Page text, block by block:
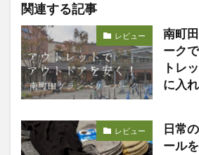
関連する記事
レビュー
南町
ーク
トレ
に入
レビュー
日常
ール